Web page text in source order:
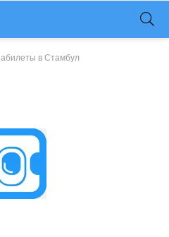
в Стамбул